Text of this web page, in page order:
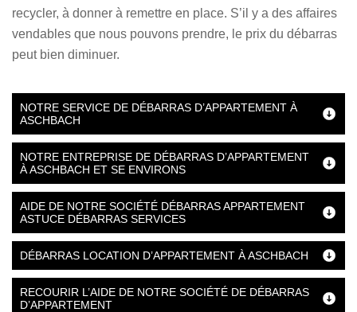
recycler, à donner à remettre en place. S’il y a des affaires
vendables que nous pouvons prendre, le prix du débarras
peut bien diminuer.
NOTRE SERVICE DE DÉBARRAS D’APPARTEMENT À
ASCHBACH
NOTRE ENTREPRISE DE DÉBARRAS D’APPARTEMENT
À ASCHBACH ET SE ENVIRONS
AIDE DE NOTRE SOCIÉTÉ DÉBARRAS APPARTEMENT
ASTUCE DÉBARRAS SERVICES
DÉBARRAS LOCATION D’APPARTEMENT À ASCHBACH
RECOURIR L’AIDE DE NOTRE SOCIÉTÉ DE DÉBARRAS
D’APPARTEMENT